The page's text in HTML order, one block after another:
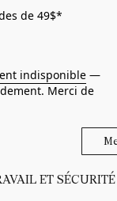
de 49$*
indisponible—
Merci de
ET